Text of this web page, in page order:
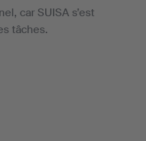
car SUISA s’est
tâches.